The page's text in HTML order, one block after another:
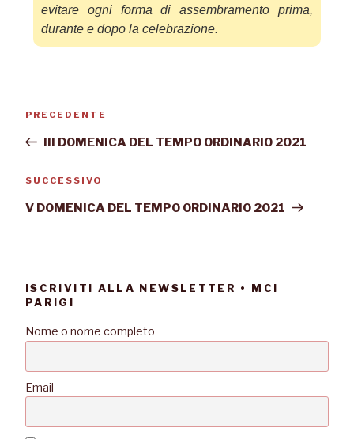
evitare ogni forma di assembramento prima,
durante e dopo la celebrazione.
PRECEDENTE
III DOMENICA DEL TEMPO ORDINARIO 2021
SUCCESSIVO
V DOMENICA DEL TEMPO ORDINARIO 2021
ISCRIVITI ALLA NEWSLETTER • MCI
PARIGI
Nome o nome completo
Email